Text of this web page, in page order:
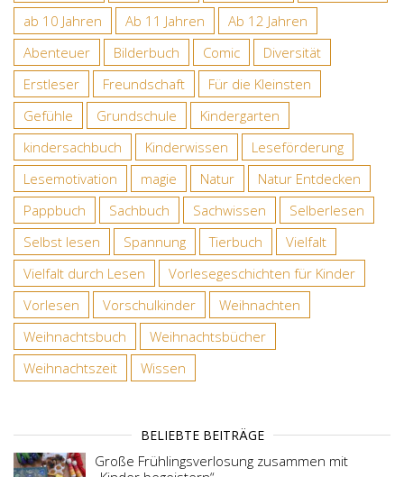
ab 10 Jahren
Ab 11 Jahren
Ab 12 Jahren
Abenteuer
Bilderbuch Comic
Diversität
Erstleser
Freundschaft
Für die Kleinsten
Gefühle
Grundschule
Kindergarten
kindersachbuch
Kinderwissen
Leseförderung
Lesemotivation
magie Natur
Natur Entdecken
Pappbuch
Sachbuch Sachwissen
Selberlesen
Selbst lesen
Spannung Tierbuch
Vielfalt
Vielfalt durch Lesen
Vorlesegeschichten für Kinder
Vorlesen
Vorschulkinder
Weihnachten
Weihnachtsbuch
Weihnachtsbücher
Weihnachtszeit
Wissen
BELIEBTE BEITRÄGE
Große Frühlingsverlosung zusammen mit